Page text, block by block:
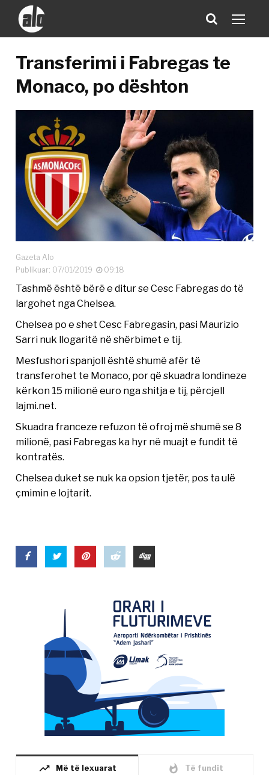
Transferimi i Fabregas te
Monaco, po dështon
Gazeta Alo
Publikuar: 07/01/2019
09:18
Tashmë është bërë e ditur se Cesc Fabregas do të
largohet nga Chelsea.
Chelsea po e shet Cesc Fabregasin, pasi Maurizio
Sarri nuk llogaritë në shërbimet e tij.
Mesfushori spanjoll është shumë afër të
transferohet te Monaco, por që skuadra londineze
kërkon 15 milionë euro nga shitja e tij, përcjell
lajmi.net.
Skuadra franceze refuzon të ofroj më shumë se 8
milionë, pasi Fabregas ka hyr në muajt e fundit të
kontratës.
Chelsea duket se nuk ka opsion tjetër, pos ta ulë
çmimin e lojtarit.
trending_up Më të lexuarat whatshot Të fundit